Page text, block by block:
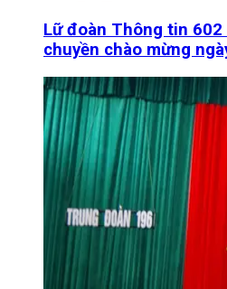
Lữ đoàn Thông tin
chuyền chào mừng